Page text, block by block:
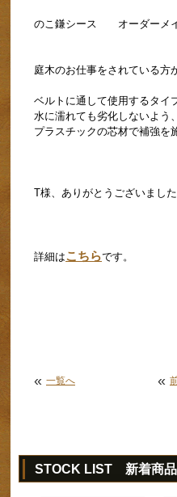
のこ鎌シース オーダーメ
庭木のお仕事をされている方
ベルトに通して使用するタイ
水に濡れても劣化しないよう
プラスチックの芯材で補強を
T様、ありがとうございまし
詳細はこちらです。
« 一覧へ «
STOCK LIST 新着商品